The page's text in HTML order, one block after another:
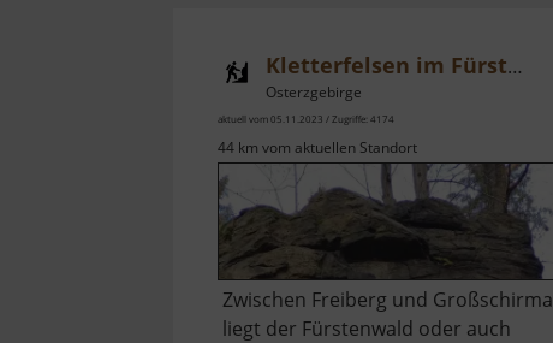
Kletterfelsen im Fürstenbusch
Osterzgebirge
aktuell vom 05.11.2023 / Zugriffe: 4174
44 km vom aktuellen Standort
Zwischen Freiberg und Großschirma
liegt der Fürstenwald oder auch